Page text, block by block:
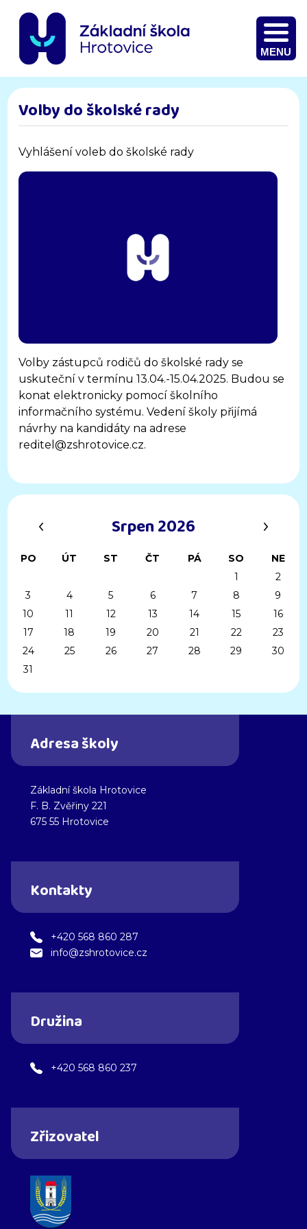
MENU
Volby do školské rady
Vyhlášení voleb do školské rady
Volby zástupců rodičů do školské rady se
uskuteční v termínu 13.04.-15.04.2025. Budou se
konat elektronicky pomocí školního
informačního systému. Vedení školy přijímá
návrhy na kandidáty na adrese
reditel@zshrotovice.cz.
Srpen 2026
PO ÚT ST ČT PÁ SO
NE
1
2
3
4 5 6 7 8
9
10
11 12 13 14 15
16
17
18 19 20 21 22
23
24
25 26 27 28 29
30
31
Adresa školy
Základní škola Hrotovice
F. B. Zvěřiny 221
675 55 Hrotovice
Kontakty
+420 568 860 287
info@zshrotovice.cz
Družina
+420 568 860 237
Zřizovatel